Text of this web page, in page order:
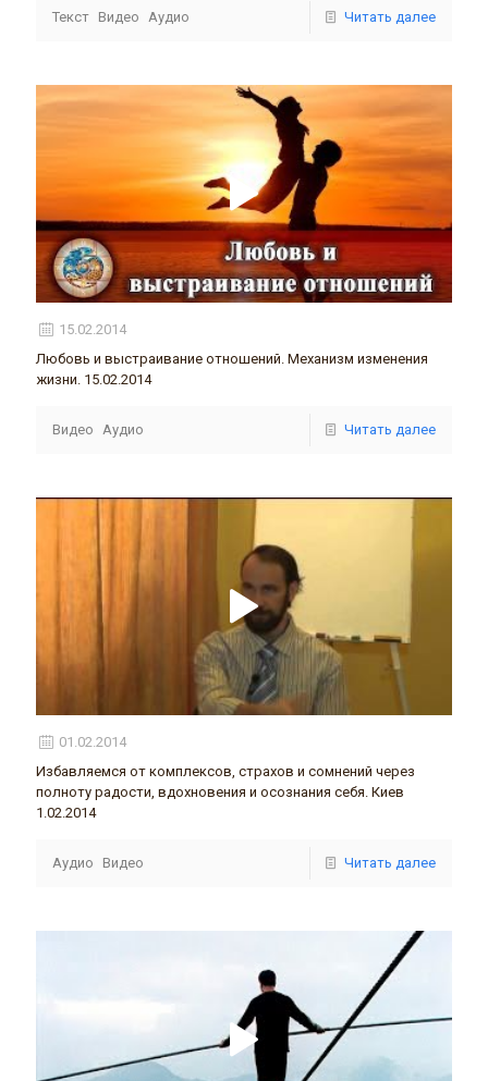
Текст Видео Аудио Читать далее
15.02.2014
Любовь и выстраивание отношений. Механизм изменения
жизни. 15.02.2014
Видео Аудио Читать далее
01.02.2014
Избавляемся от комплексов, страхов и сомнений через
полноту радости, вдохновения и осознания себя. Киев
1.02.2014
Аудио Видео Читать далее